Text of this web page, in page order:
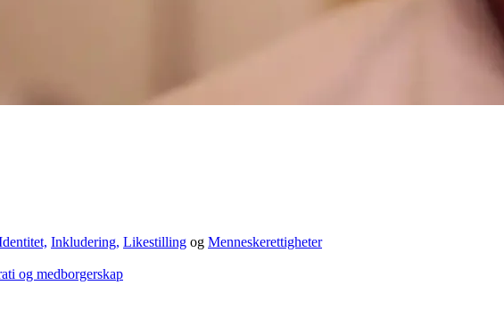
Inkludering, Likestilling og Menneskerettigheter
og medborgerskap